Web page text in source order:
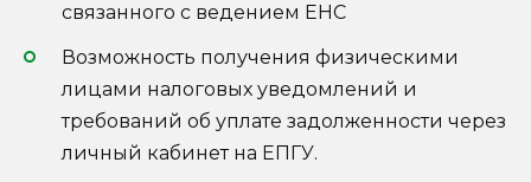
связанного с ведением ЕНС
Возможность получения физическими
лицами налоговых уведомлений и
требований об уплате задолженности через
личный кабинет на ЕПГУ.